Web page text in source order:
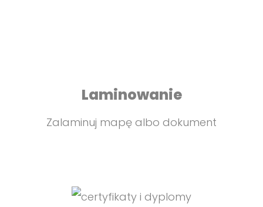
Laminowanie
Zalaminuj mapę albo dokument